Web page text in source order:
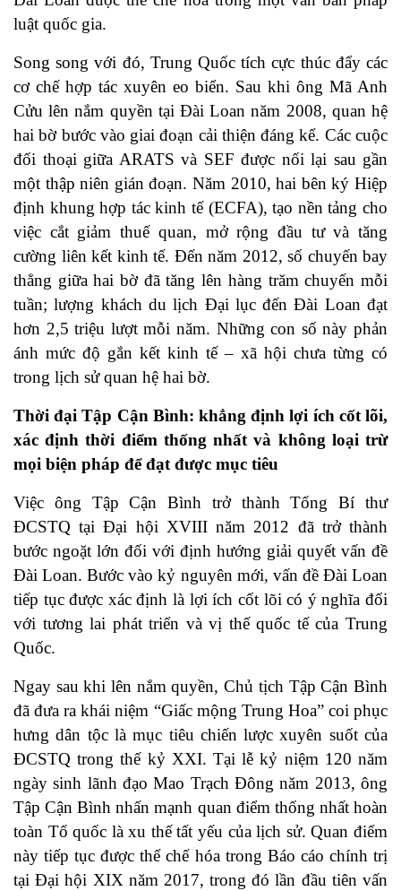
luật quốc gia.
Song song với đó, Trung Quốc tích cực thúc đẩy các
cơ chế hợp tác xuyên eo biển. Sau khi ông Mã Anh
Cửu lên nắm quyền tại Đài Loan năm 2008, quan hệ
hai bờ bước vào giai đoạn cải thiện đáng kể. Các cuộc
đối thoại giữa ARATS và SEF được nối lại sau gần
một thập niên gián đoạn. Năm 2010, hai bên ký Hiệp
định khung hợp tác kinh tế (ECFA), tạo nền tảng cho
việc cắt giảm thuế quan, mở rộng đầu tư và tăng
cường liên kết kinh tế. Đến năm 2012, số chuyến bay
thẳng giữa hai bờ đã tăng lên hàng trăm chuyến mỗi
tuần; lượng khách du lịch Đại lục đến Đài Loan đạt
hơn 2,5 triệu lượt mỗi năm. Những con số này phản
ánh mức độ gắn kết kinh tế – xã hội chưa từng có
trong lịch sử quan hệ hai bờ.
Thời đại Tập Cận Bình: khẳng định lợi ích cốt lõi,
xác định thời điểm thống nhất và không loại trừ
mọi biện pháp để đạt được mục tiêu
Việc ông Tập Cận Bình trở thành Tổng Bí thư
ĐCSTQ tại Đại hội XVIII năm 2012 đã trở thành
bước ngoặt lớn đối với định hướng giải quyết vấn đề
Đài Loan. Bước vào kỷ nguyên mới, vấn đề Đài Loan
tiếp tục được xác định là lợi ích cốt lõi có ý nghĩa đối
với tương lai phát triển và vị thế quốc tế của Trung
Quốc.
Ngay sau khi lên nắm quyền, Chủ tịch Tập Cận Bình
đã đưa ra khái niệm “Giấc mộng Trung Hoa” coi phục
hưng dân tộc là mục tiêu chiến lược xuyên suốt của
ĐCSTQ trong thế kỷ XXI. Tại lễ kỷ niệm 120 năm
ngày sinh lãnh đạo Mao Trạch Đông năm 2013, ông
Tập Cận Bình nhấn mạnh quan điểm thống nhất hoàn
toàn Tổ quốc là xu thế tất yếu của lịch sử. Quan điểm
này tiếp tục được thể chế hóa trong Báo cáo chính trị
tại Đại hội XIX năm 2017, trong đó lần đầu tiên vấn